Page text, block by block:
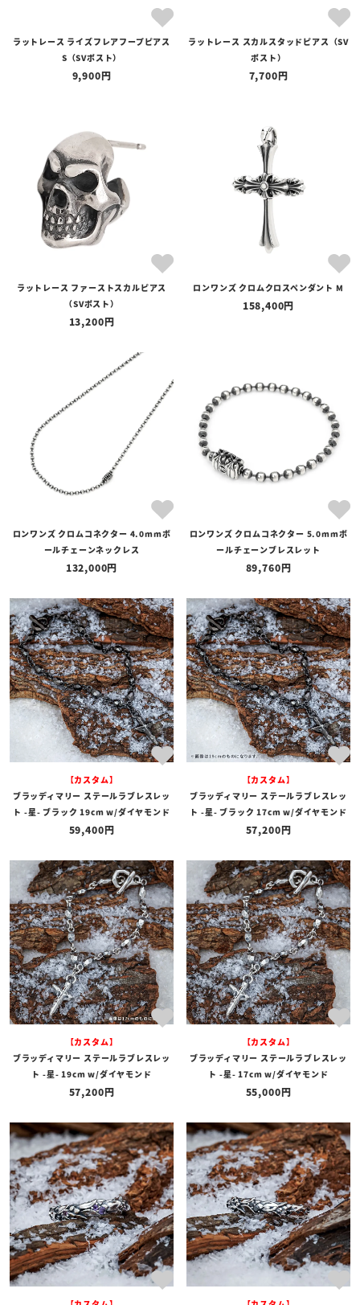
ラットレース ライズフレアフープピアス
S（SVポスト）
9,900
ラットレース スカルスタッドピアス（SV
ポスト）
7,700
ラットレース ファーストスカルピアス
（SVポスト）
13,200
ロンワンズ クロムクロスペンダント M
158,400
ロンワンズ クロムコネクター 4.0mmボ
ールチェーンネックレス
132,000
ロンワンズ クロムコネクター 5.0mmボ
ールチェーンブレスレット
89,760
【カスタム】
ブラッディマリー ステールラブレスレッ
ト -星- ブラック 19cm w/ダイヤモンド
59,400
【カスタム】
ブラッディマリー ステールラブレスレッ
ト -星- ブラック 17cm w/ダイヤモンド
57,200
【カスタム】
ブラッディマリー ステールラブレスレッ
ト -星- 19cm w/ダイヤモンド
57,200
【カスタム】
ブラッディマリー ステールラブレスレッ
ト -星- 17cm w/ダイヤモンド
55,000